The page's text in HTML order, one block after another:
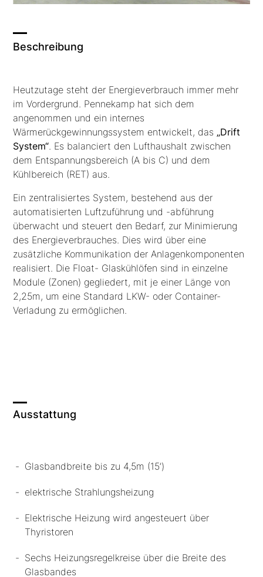
Beschreibung
Heutzutage steht der Energieverbrauch immer mehr
im Vordergrund. Pennekamp hat sich dem
angenommen und ein internes
Wärmerückgewinnungssystem entwickelt, das „Drift
System“. Es balanciert den Lufthaushalt zwischen
dem Entspannungsbereich (A bis C) und dem
Kühlbereich (RET) aus.
Ein zentralisiertes System, bestehend aus der
automatisierten Luftzuführung und -abführung
überwacht und steuert den Bedarf, zur Minimierung
des Energieverbrauches. Dies wird über eine
zusätzliche Kommunikation der Anlagenkomponenten
realisiert. Die Float- Glaskühlöfen sind in einzelne
Module (Zonen) gegliedert, mit je einer Länge von
2,25m, um eine Standard LKW- oder Container-
Verladung zu ermöglichen.
Ausstattung
Glasbandbreite bis zu 4,5m (15’)
elektrische Strahlungsheizung
Elektrische Heizung wird angesteuert über
Thyristoren
Sechs Heizungsregelkreise über die Breite des
Glasbandes